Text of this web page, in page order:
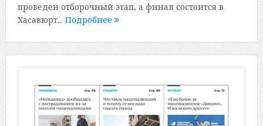
проведен отборочный этап, а финал состоится в
Хасавюрт... Подробнее